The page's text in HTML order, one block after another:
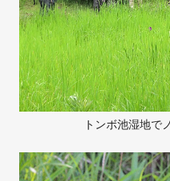
トンボ池湿地で